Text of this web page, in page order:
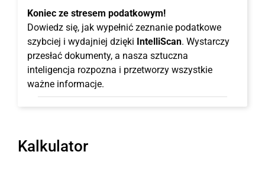
Koniec ze stresem podatkowym!
Dowiedz się, jak wypełnić zeznanie podatkowe
szybciej i wydajniej dzięki IntelliScan. Wystarczy
przesłać dokumenty, a nasza sztuczna
inteligencja rozpozna i przetworzy wszystkie
ważne informacje.
Kalkulator